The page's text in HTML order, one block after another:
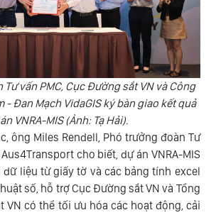
Tư vấn PMC, Cục Đường sắt VN và Công
- Đan Mạch VidaGIS ký bàn giao kết quả
VNRA-MIS (Ảnh: Tạ Hải).
ông Miles Rendell, Phó trưởng đoàn Tư
cho biết, dự án VNRA-MIS
liệu từ giấy tờ và các bảng tính excel
số, hỗ trợ Cục Đường sắt VN và Tổng
VN có thể tối ưu hóa các hoạt động, cải